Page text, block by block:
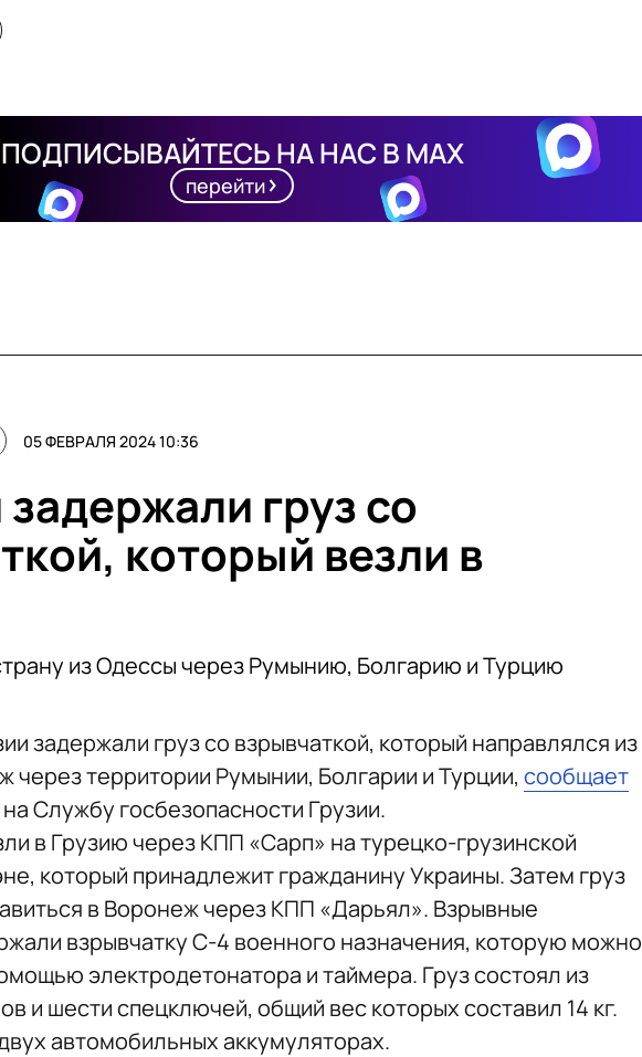
ПОДПИСЫВАЙТЕСЬ НА НАС В MAX
перейти
05 ФЕВРАЛЯ 2024 10:36
задержали груз со
который везли в
из Одессы через Румынию, Болгарию и Турцию
задержали груз со взрывчаткой, который направлялся из
через территории Румынии, Болгарии и Турции, сообщает
Службу госбезопасности Грузии.
в Грузию через КПП «Сарп» на турецко-грузинской
который принадлежит гражданину Украины. Затем груз
в Воронеж через КПП «Дарьял». Взрывные
взрывчатку С-4 военного назначения, которую можно
электродетонатора и таймера. Груз состоял из
и шести спецключей, общий вес которых составил 14 кг.
автомобильных аккумуляторах.